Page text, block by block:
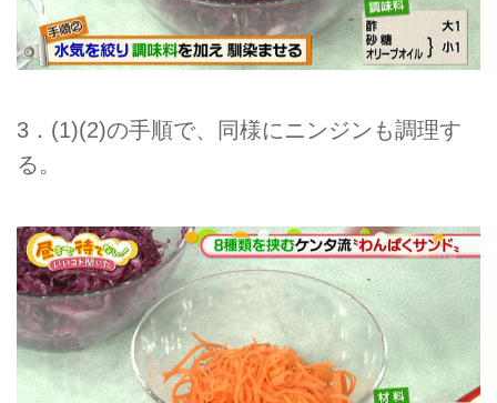
3．(1)(2)の手順で、同様にニンジンも調理す
る。